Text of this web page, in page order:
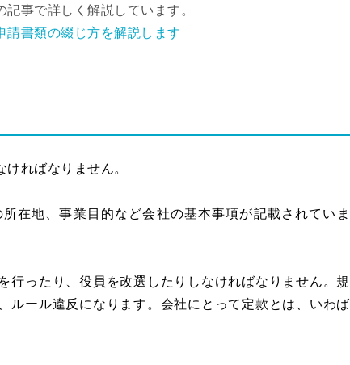
事で詳しく解説しています。
請書類の綴じ方を解説します
ればなりません。
在地、事業目的など会社の基本事項が記載されていま
行ったり、役員を改選したりしなければなりません。規
ルール違反になります。会社にとって定款とは、いわば